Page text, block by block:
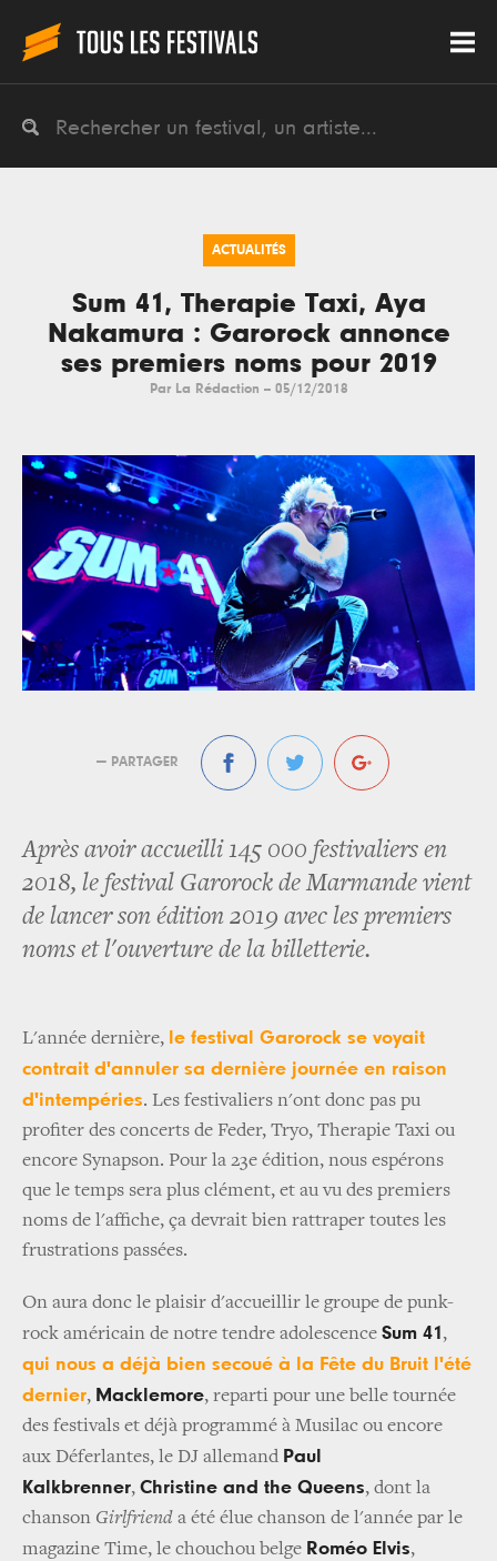
ACTUALITÉS
Sum 41, Therapie Taxi, Aya
Nakamura : Garorock annonce
ses premiers noms pour 2019
Par La Rédaction -- 05/12/2018
— PARTAGER
Après avoir accueilli 145 000 festivaliers en
2018, le festival Garorock de Marmande vient
de lancer son édition 2019 avec les premiers
noms et l'ouverture de la billetterie.
L'année dernière, le festival Garorock se voyait
contrait d'annuler sa dernière journée en raison
d'intempéries. Les festivaliers n'ont donc pas pu
profiter des concerts de Feder, Tryo, Therapie Taxi ou
encore Synapson. Pour la 23e édition, nous espérons
que le temps sera plus clément, et au vu des premiers
noms de l'affiche, ça devrait bien rattraper toutes les
frustrations passées.
On aura donc le plaisir d'accueillir le groupe de punk-
rock américain de notre tendre adolescence Sum 41 ,
qui nous a déjà bien secoué à la Fête du Bruit l'été
dernier, Macklemore, reparti pour une belle tournée
des festivals et déjà programmé à Musilac ou encore
aux Déferlantes, le DJ allemand Paul
Kalkbrenner, Christine and the Queens, dont la
chanson Girlfriend a été élue chanson de l'année par le
magazine Time, le chouchou belge Roméo Elvis,